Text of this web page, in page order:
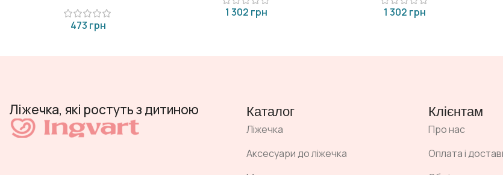
грн
грн грн
Ліжечка, які ростуть з дитиною Каталог
Ліжечка
Аксесуари до ліжечка
Клієнтам
Про нас
Оплата і